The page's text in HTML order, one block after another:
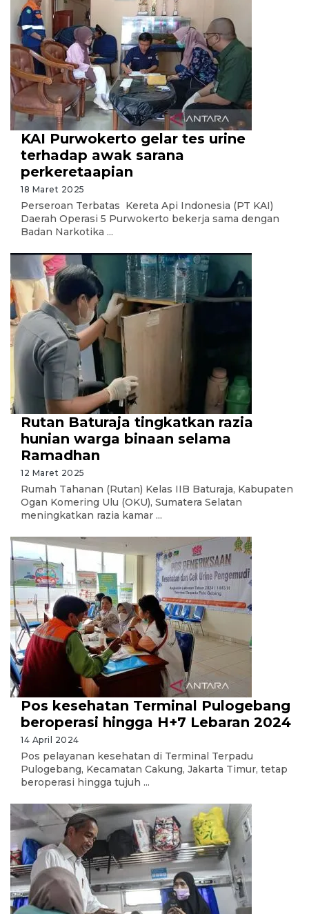
KAI Purwokerto gelar tes urine
terhadap awak sarana
perkeretaapian
18 Maret 2025
Perseroan Terbatas Kereta Api Indonesia (PT KAI)
Daerah Operasi 5 Purwokerto bekerja sama dengan
Badan Narkotika ...
Rutan Baturaja tingkatkan razia
hunian warga binaan selama
Ramadhan
12 Maret 2025
Rumah Tahanan (Rutan) Kelas IIB Baturaja, Kabupaten
Ogan Komering Ulu (OKU), Sumatera Selatan
meningkatkan razia kamar ...
Pos kesehatan Terminal Pulogebang
beroperasi hingga H+7 Lebaran 2024
14 April 2024
Pos pelayanan kesehatan di Terminal Terpadu
Pulogebang, Kecamatan Cakung, Jakarta Timur, tetap
beroperasi hingga tujuh ...